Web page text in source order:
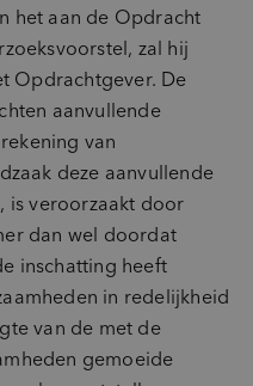
het aan de Opdracht
zal hij
Opdrachtgever. De
aanvullende
van
deze aanvullende
is veroorzaakt door
dan wel doordat
inschatting heeft
in redelijkheid
van de met de
gemoeide